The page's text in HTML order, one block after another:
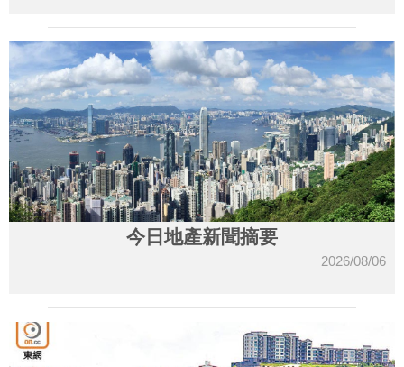
今日地產新聞摘要
2026/08/06